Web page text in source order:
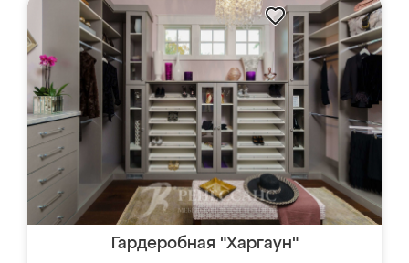
Гардеробная "Харгаун"